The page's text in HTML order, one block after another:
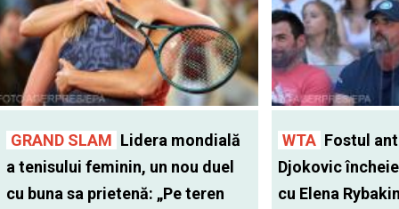
GRAND SLAM Lidera mondială
a tenisului feminin, un nou duel
cu buna sa prietenă: „Pe teren
WTA Fostul
Djokovic
cu Elena